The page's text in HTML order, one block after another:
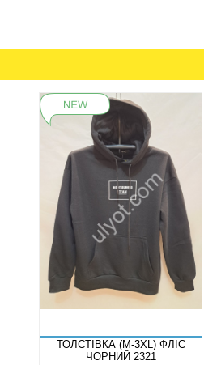
ТОЛСТІВКА (M-3XL) ФЛІС
ЧОРНИЙ 2321